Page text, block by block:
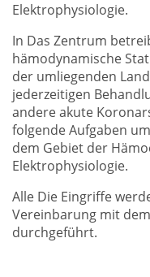
Elektrophysiologie.
In Das Zentrum
hämodynamische
der umliegenden
jederzeitigen
andere akute
folgende Aufgaben
dem Gebiet der
Elektrophysiologie.
Alle Die Eingriffe
Vereinbarung mit
durchgeführt.